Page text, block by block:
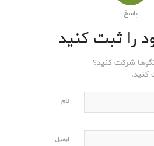
پاسخ
را ثبت کنید
شرکت کنید؟
کنید.
نام
ایمیل